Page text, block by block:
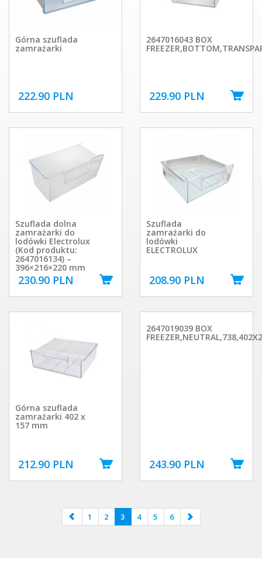
Górna szuflada
zamrażarki
222.90 PLN
2647016043 BOX
229.90 PLN
Szuflada dolna
zamrażarki do
lodówki Electrolux
(Kod produktu:
2647016134) –
396×216×220 mm
230.90 PLN
Szuflada
zamrażarki do
lodówki
ELECTROLUX
208.90 PLN
Górna szuflada
zamrażarki 402 x
157 mm
212.90 PLN
2647019039 BOX
243.90 PLN
1 2 3 4 5 6